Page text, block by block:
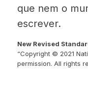
que nem o
escrever.
New Revised
“Copyright © 2021
permission. All rights